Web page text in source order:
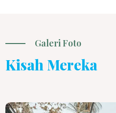
Galeri Foto
Kisah Mereka